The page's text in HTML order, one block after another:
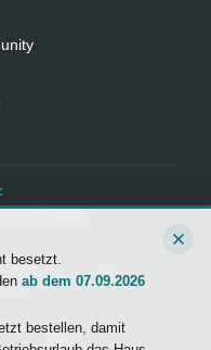
vorbehalten
besetzt.
ab dem 07.09.2026
bestellen, damit